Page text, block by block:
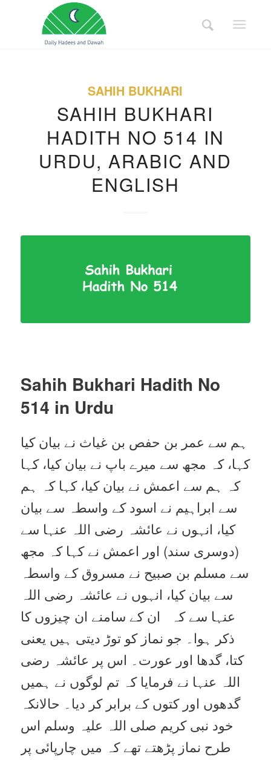
SAHIH BUKHARI
SAHIH BUKHARI
HADITH NO 514 IN
URDU, ARABIC AND
ENGLISH
Sahih Bukhari Hadith No
514 in Urdu
ہم سے عمر بن حفص بن غیاث نے بیان کیا
کہا، کہ مجھ سے میرے باپ نے بیان کیا، کہا
کہ ہم سے اعمش نے بیان کیا، کہا کہ ہم
سے ابراہیم نے اسود کے واسطہ سے بیان
کیا، انہوں نے عائشہ رضی اللہ عنہا سے
(دوسری سند) اور اعمش نے کہا کہ مجھ
سے مسلم بن صبیح نے مسروق کے واسطہ
سے بیان کیا، انہوں نے عائشہ رضی اللہ
عنہا سے کہ ان کے سامنے ان چیزوں کا
ذکر ہوا۔ جو نماز کو توڑ دیتی ہیں یعنی
کتا، گدھا اور عورت۔ اس پر عائشہ رضی
اللہ عنہا نے فرمایا کہ تم لوگوں نے ہمیں
گدھوں اور کتوں کے برابر کر دیا۔ حالانکہ
خود نبی کریم صلی اللہ علیہ وسلم اس
طرح نماز پڑھتے تھے کہ میں چارپائی پر